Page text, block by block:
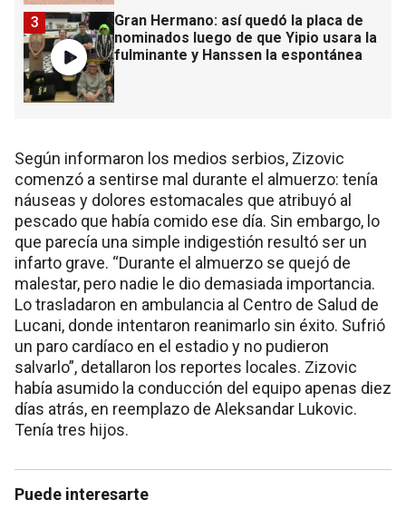
Gran Hermano: así quedó la placa de
nominados luego de que Yipio usara la
fulminante y Hanssen la espontánea
3
Según informaron los medios serbios, Zizovic
comenzó a sentirse mal durante el almuerzo: tenía
náuseas y dolores estomacales que atribuyó al
pescado que había comido ese día. Sin embargo, lo
que parecía una simple indigestión resultó ser un
infarto grave. “Durante el almuerzo se quejó de
malestar, pero nadie le dio demasiada importancia.
Lo trasladaron en ambulancia al Centro de Salud de
Lucani, donde intentaron reanimarlo sin éxito. Sufrió
un paro cardíaco en el estadio y no pudieron
salvarlo”, detallaron los reportes locales. Zizovic
había asumido la conducción del equipo apenas diez
días atrás, en reemplazo de Aleksandar Lukovic.
Tenía tres hijos.
Puede interesarte